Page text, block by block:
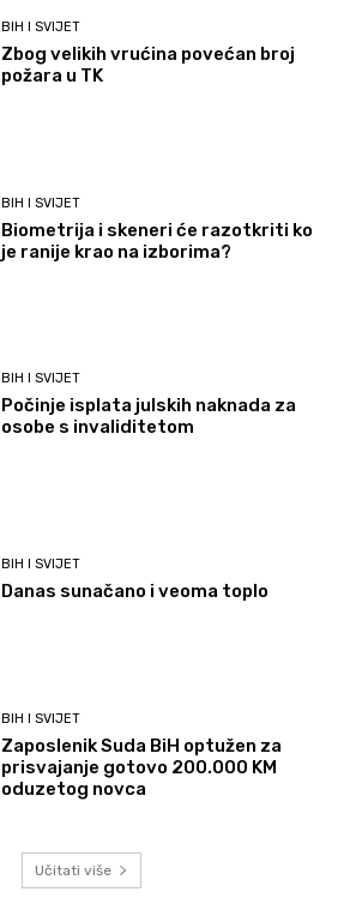
BIH I SVIJET
Zbog velikih vrućina povećan broj
požara u TK
BIH I SVIJET
Biometrija i skeneri će razotkriti ko
je ranije krao na izborima?
BIH I SVIJET
Počinje isplata julskih naknada za
osobe s invaliditetom
BIH I SVIJET
Danas sunačano i veoma toplo
BIH I SVIJET
Zaposlenik Suda BiH optužen za
prisvajanje gotovo 200.000 KM
oduzetog novca
Učitati više